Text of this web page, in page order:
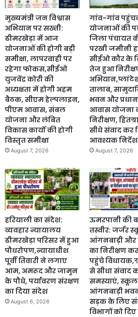
मुख्यमंत्री जन विश्वास
अभियान पर सख्ती:
ढीमरखेड़ा में आज
योजनाओं की होगी बड़ी
समीक्षा, लापरवाही पर
रहेगा फोकस,सीईओ
युजवेंद्र कोरी की
अध्यक्षता में होगी अहम
बैठक, सीएम हेल्पलाइन,
पीएम आवास, संबल
योजना और लंबित
विकास कार्यों की होगी
विस्तृत समीक्षा
August 7, 2026
गांव-गांव
योजनाओं की
जिला पंचायत
परखी जमीनी
सीईओ कौर के
तेज हुआ
तालाब,
भवन और
आवास योजना
निरीक्षण,
सीधे संवाद कर
आवश्यक निर्देश
August 7, 2026
हरियाली का संदेश:
व्यवहार न्यायालय
ढीमरखेड़ा परिसर में हुआ
पौधरोपण,न्यायाधीश
पूर्वी तिवारी ने लगाए
आम, अमरूद और जामुन
के पौधे, पर्यावरण संरक्षण
का दिया संदेश
August 6, 2026
ऊमरपानी की
तस्वीर: जर्जर
आंगनबाड़ी
का निरीक्षण
पहुंचे
से सीधा संवाद
समस्याएं, स्कूल
आंगनबाड़ी
सड़क के लिए
विभागों को दिए